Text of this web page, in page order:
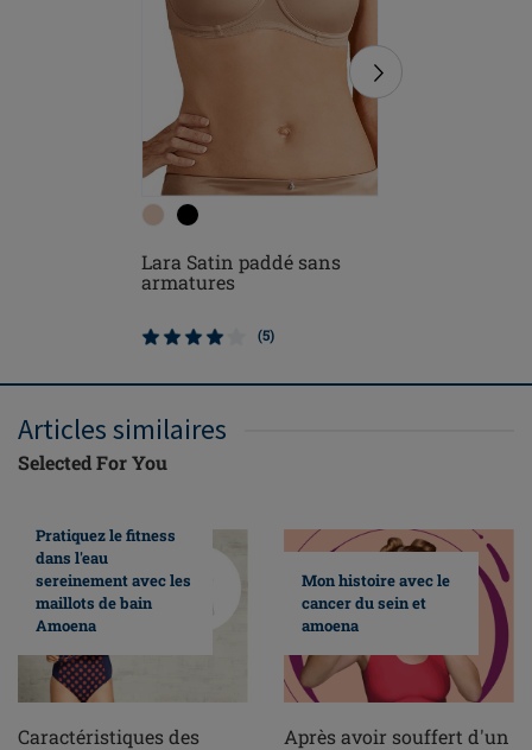
Lara Satin paddé sans
armatures
(5)
Articles similaires
Selected For You
Pratiquez le fitness
dans l'eau
sereinement avec les
maillots de bain
Amoena
Caractéristiques des
Mon histoire avec le
cancer du sein et
amoena
Après avoir souffert d'un